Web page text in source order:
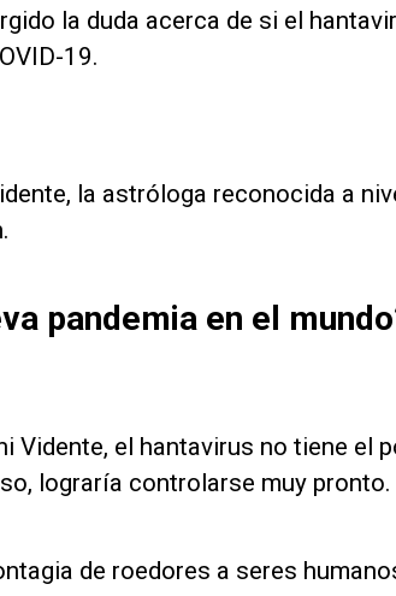
la duda acerca de si el
19.
la astróloga reconocida a
pandemia en el
Vidente, el hantavirus no tiene el
lograría controlarse muy pronto.
de roedores a seres